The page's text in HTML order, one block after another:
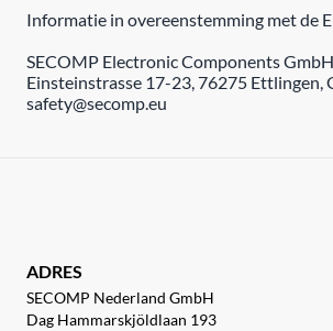
Informatie in overeenstemming met de
SECOMP Electronic Components GmbH
Einsteinstrasse 17-23, 76275 Ettlingen,
safety@secomp.eu
ADRES
SECOMP Nederland GmbH
Dag Hammarskjöldlaan 193